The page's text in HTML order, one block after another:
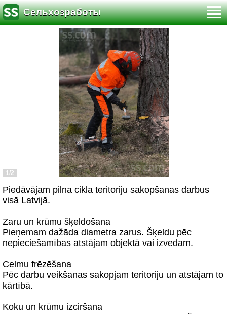
Сельхозработы
1/2
Piedāvājam pilna cikla teritoriju sakopšanas darbus
visā Latvijā.
Zaru un krūmu šķeldošana
Pieņemam dažāda diametra zarus. Šķeldu pēc
nepieciešamības atstājam objektā vai izvedam.
Celmu frēzēšana
Pēc darbu veikšanas sakopjam teritoriju un atstājam to
kārtībā.
Koku un krūmu izciršana